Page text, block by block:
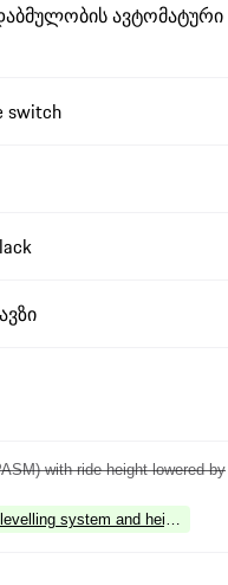
ავტომატური
switch
with ride height lowered by
system and height